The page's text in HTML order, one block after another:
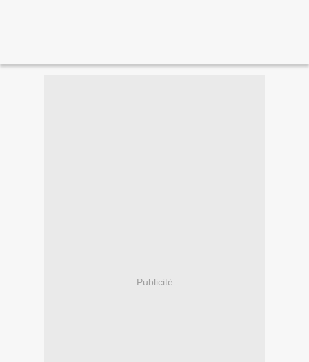
Publicité